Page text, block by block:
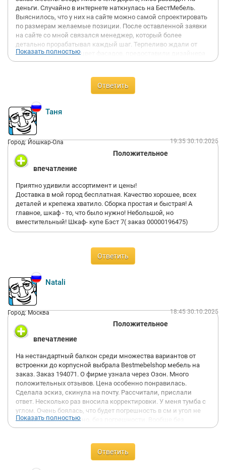
деньги. Случайно в интернете наткнулась на БестМебель.
Выяснилось, что у них на сайте можно самой спроектировать
по размерам желаемые позиции. После оставленной заявки
на сайте со мной связался менеджер, который более
детально прорабатывал каждый шаг. Терпеливо ждали от
меня когда я выберу цвет фасадов, предоставили дизайнера
который посоветовал цвет.
Добросовестные ребята, сделали все качественно. Долго
согласовывали проект, подключались дизайнеры и
Посоветовали какой лучше выбрать цвет фасада, фрезеровку
выбирала сама в шоурум из представленной мебели. Учли
все мои пожелания, остались только положительные
впечатления. Надо было придумать крепления к стене и
натяжному потолку, справились со всеми задачами. Сборщик
подогнал фасады по размерам на месте.
Как совет для развития, надо расширять цветовую палитру и
цены вам не будет!
Заказы и изделия:
Заказ 00000197445, изделие ИН Тумба в ванную (896х370х480)
Заказ 00000197444, изделие ИН Фасады (920х1215х97)
Цвет нежно голубой.
Показать полностью
Ответить
Таня
Город: Йошкар-Ола 19:35 30.10.2025
Положительное
впечатление
Приятно удивили ассортимент и цены!
Доставка в мой город бесплатная. Качество хорошее, всех
деталей и крепежа хватило. Сборка простая и быстрая! А
главное, шкаф - то, что было нужно! Небольшой, но
вместительный! Шкаф- купе Бэст 7( заказ 00000196475)
Ответить
Natali
Город: Москва 18:45 30.10.2025
Положительное
впечатление
На нестандартный балкон среди множества вариантов от
встроенки до корпусной выбрала Bestmebelshop мебель на
заказ. Заказ 194071. О фирме узнала через Озон. Много
положительных отзывов. Цена особенно понравилась.
Сделала эскиз, скинула на почту. Рассчитали, прислали
ответ. Несколько раз вносила корректировки. У меня тумба с
углом. Очень боялась, что будет погрешность в см и угол не
встанет. Сделали точно, без погрешности. Вообще без
погрешности!
количество полок, расстояние для табуретки. Попросила
дополнительную полочку положить, сделали. Для тумбы
Показать полностью
Ответить